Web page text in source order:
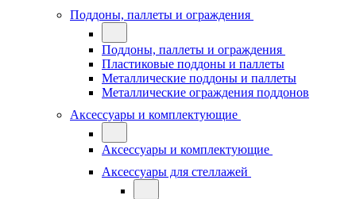
Поддоны, паллеты и ограждения
Поддоны, паллеты и ограждения
Пластиковые поддоны и паллеты
Металлические поддоны и паллеты
Металлические ограждения поддонов
Аксессуары и комплектующие
Аксессуары и комплектующие
Аксессуары для стеллажей